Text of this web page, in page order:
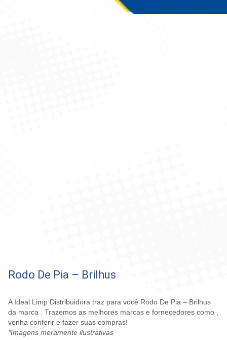
Rodo De Pia – Brilhus
A Ideal Limp Distribuidora traz para você Rodo De Pia – Brilhus
da marca . Trazemos as melhores marcas e fornecedores como ,
venha conferir e fazer suas compras!
*Imagens meramente ilustrativas